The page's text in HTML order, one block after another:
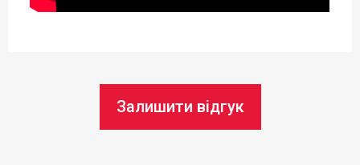
Країна реєстрація бренду:
Залишити відгук